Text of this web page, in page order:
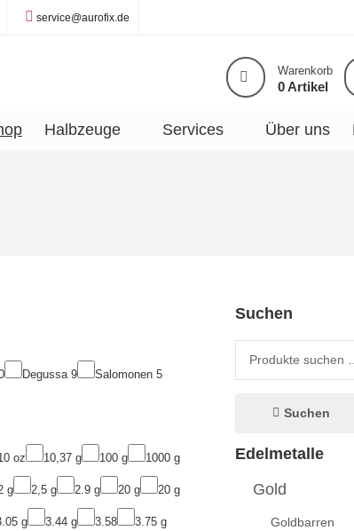
E-Mail:
service@aurofix.de
Warenkorb
0 Artikel
Halbzeuge Services Über uns
Degussa 9 Salomonen 5
oz 10,37 g 100 g 1000 g
g 2,5 g 2.9 g 20 g 20 g
g 3.44 g 3.58 3.75 g
Suchen
Suchen
Edelmetalle
Gold
Goldbarren